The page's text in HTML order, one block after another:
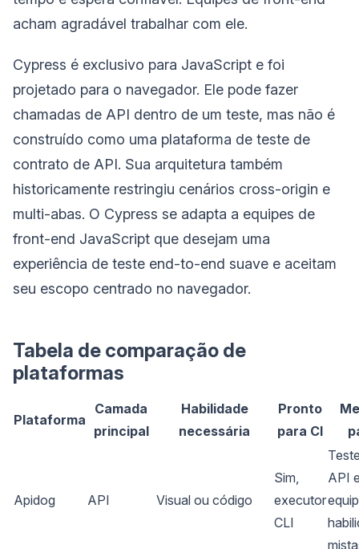
acham agradável trabalhar com ele.
Cypress é exclusivo para JavaScript e foi
projetado para o navegador. Ele pode fazer
chamadas de API dentro de um teste, mas não é
construído como uma plataforma de teste de
contrato de API. Sua arquitetura também
historicamente restringiu cenários cross-origin e
multi-abas. O Cypress se adapta a equipes de
front-end JavaScript que desejam uma
experiência de teste end-to-end suave e aceitam
seu escopo centrado no navegador.
Tabela de comparação de
plataformas
Plataforma
Camada
principal
Habilidade
necessária
Pronto
para CI
Apidog API Visual ou código
Sim,
executor
CLI
API